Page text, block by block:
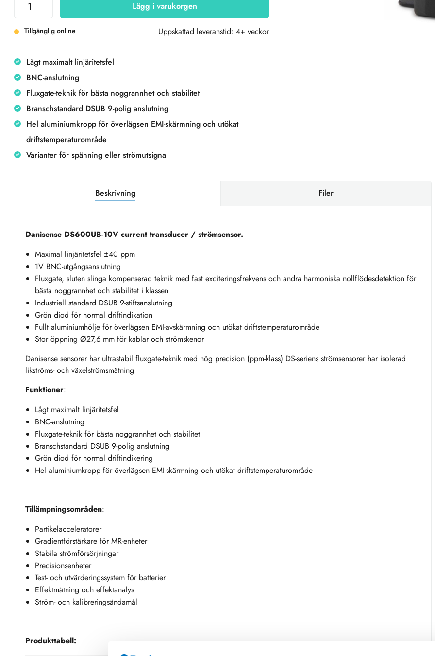
Lägg i varukorgen
Tillgänglig online Uppskattad leveranstid: 4+ veckor
Lågt maximalt linjäritetsfel
BNC-anslutning
Fluxgate-teknik för bästa noggrannhet och stabilitet
Branschstandard DSUB 9-polig anslutning
Hel aluminiumkropp för överlägsen EMI-skärmning och utökat
driftstemperaturområde
Varianter för spänning eller strömutsignal
Beskrivning Filer
Danisense DS600UB-10V current transducer / strömsensor.
Maximal linjäritetsfel ±40 ppm
1V BNC-utgångsanslutning
Fluxgate, sluten slinga kompenserad teknik med fast exciteringsfrekvens och andra harmoniska nollflödesdetektion för
bästa noggrannhet och stabilitet i klassen
Industriell standard DSUB 9-stiftsanslutning
Grön diod för normal driftindikation
Fullt aluminiumhölje för överlägsen EMI-avskärmning och utökat driftstemperaturområde
Stor öppning Ø27,6 mm för kablar och strömskenor
Danisense sensorer har ultrastabil fluxgate-teknik med hög precision (ppm-klass) DS-seriens strömsensorer har isolerad
likströms- och växelströmsmätning
Funktioner:
Lågt maximalt linjäritetsfel
BNC-anslutning
Fluxgate-teknik för bästa noggrannhet och stabilitet
Branschstandard DSUB 9-polig anslutning
Grön diod för normal driftindikering
Hel aluminiumkropp för överlägsen EMI-skärmning och utökat driftstemperaturområde
Tillämpningsområden:
Partikelacceleratorer
Gradientförstärkare för MR-enheter
Stabila strömförsörjningar
Precisionsenheter
Test- och utvärderingssystem för batterier
Effektmätning och effektanalys
Ström- och kalibreringsändamål
Produkttabell: